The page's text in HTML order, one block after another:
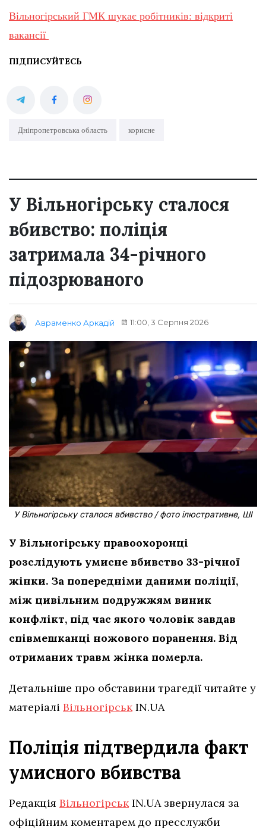
Вільногірський ГМК шукає робітників: відкриті
вакансії
ПІДПИСУЙТЕСЬ
Дніпропетровська область корисне
У Вільногірську сталося
вбивство: поліція
затримала 34-річного
підозрюваного
Авраменко Аркадій 11:00, 3 Серпня 2026
У Вільногірську сталося вбивство / фото ілюстративне, ШІ
У Вільногірську правоохоронці
розслідують умисне вбивство 33-річної
жінки. За попередніми даними поліції,
між цивільним подружжям виник
конфлікт, під час якого чоловік завдав
співмешканці ножового поранення. Від
отриманих травм жінка померла.
Детальніше про обставини трагедії читайте у
матеріалі ВільногірськIN.UA
Поліція підтвердила факт
умисного вбивства
Редакція ВільногірськIN.UA звернулася за
офіційним коментарем до пресслужби